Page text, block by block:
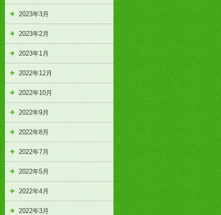
2023年3月
2023年2月
2023年1月
2022年12月
2022年10月
2022年9月
2022年8月
2022年7月
2022年5月
2022年4月
2022年3月